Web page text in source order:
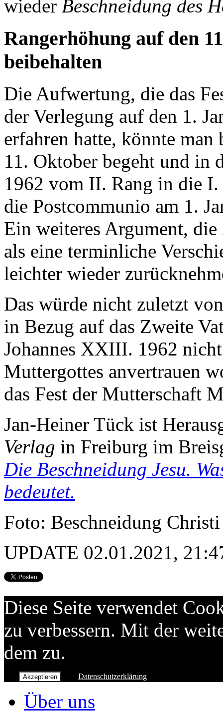
wieder Beschneidung des
Rangerhöhung auf den
beibehalten
Die Aufwertung, die das
der Verlegung auf den 1.
erfahren hatte, könnte man
11. Oktober begeht und in
1962 vom II. Rang in die
die Postcommunio am 1.
Ein weiteres Argument,
als eine terminliche
leichter wieder
Das würde nicht zuletzt
in Bezug auf das Zweite
Johannes XXIII. 1962
Muttergottes anvertrauen
das Fest der Mutterschaft
Jan-Heiner Tück ist
Verlag in Freiburg im
Die Beschneidung Jesu.
bedeutet.
Foto: Beschneidung
UPDATE 02.01.2021,
Diese Seite verwendet
zu verbessern. Mit der
dem zu.
Akzeptieren Datenschutzerklärung
Über uns